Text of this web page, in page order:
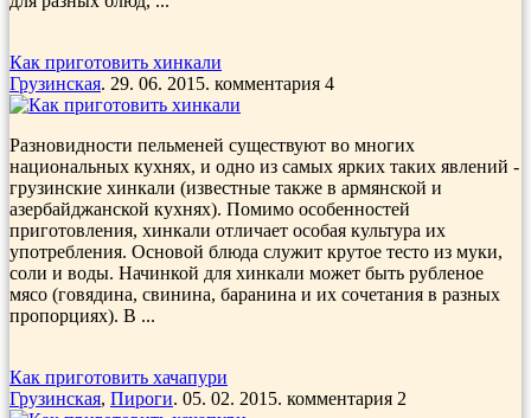
Как приготовить хинкали
Грузинская. 29. 06. 2015. комментария 4
Разновидности пельменей существуют во мно­гих
национальных кухнях, и одно из самых ярких таких явлений -
грузинские хинкали (известные также в армянской и
азербайджанской кухнях). Помимо особенностей
приготовления, хинкали отличает особая культура их
употребления. Основой блюда служит крутое тесто из муки,
со­ли и воды. Начинкой для хинкали может быть рубленое
мясо (говяди­на, свинина, баранина и их сочетания в разных
пропорциях). В ...
Как приготовить хачапури
Грузинская, Пироги. 05. 02. 2015. комментария 2